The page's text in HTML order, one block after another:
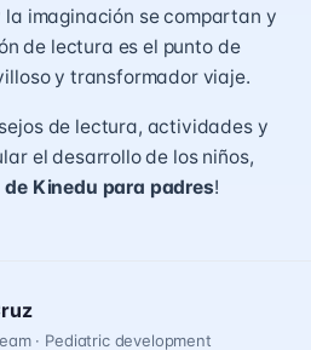
imaginación se compartan y
de lectura es el punto de
y transformador viaje.
de lectura, actividades y
el desarrollo de los niños,
Kinedu para padres!
· Pediatric development